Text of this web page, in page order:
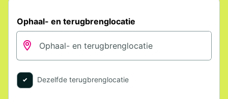
Ophaal- en terugbrenglocatie
Dezelfde terugbrenglocatie